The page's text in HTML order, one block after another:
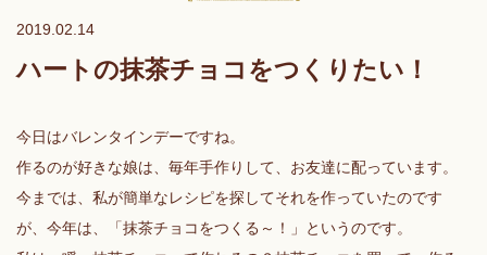
2019.02.14
ハートの抹茶チョコをつくりたい！
今日はバレンタインデーですね。
作るのが好きな娘は、毎年手作りして、お友達に配っています。
今までは、私が簡単なレシピを探してそれを作っていたのです
が、今年は、「抹茶チョコをつくる～！」というのです。